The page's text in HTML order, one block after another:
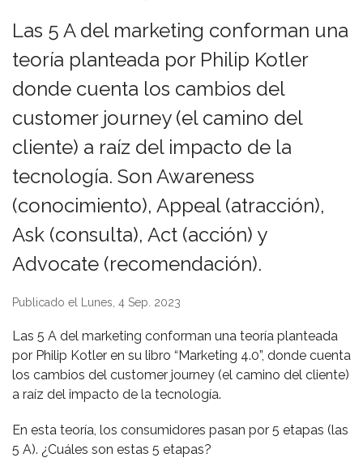
Las 5 A del marketing conforman una
teoría planteada por Philip Kotler
donde cuenta los cambios del
customer journey (el camino del
cliente) a raíz del impacto de la
tecnología. Son Awareness
(conocimiento), Appeal (atracción),
Ask (consulta), Act (acción) y
Advocate (recomendación).
Publicado el Lunes, 4 Sep. 2023
Las 5 A del marketing conforman una teoría planteada
por Philip Kotler en su libro “Marketing 4.0”, donde cuenta
los cambios del customer journey (el camino del cliente)
a raíz del impacto de la tecnología.
En esta teoría, los consumidores pasan por 5 etapas (las
5 A). ¿Cuáles son estas 5 etapas?